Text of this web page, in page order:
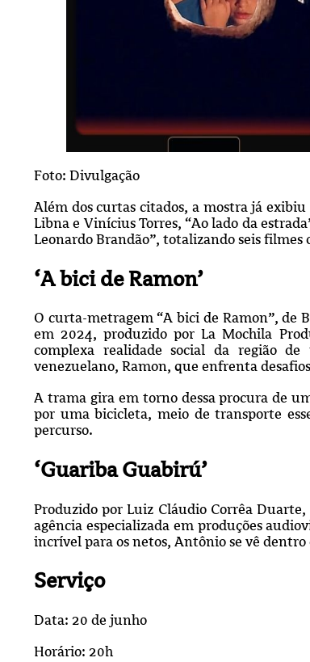
Foto: Divulgação
Além dos curtas citados, a mostra já
Libna e Vinícius Torres, “Ao lado da
Leonardo Brandão”, totalizando seis
‘A bici de Ramon’
O curta-metragem “A bici de Ramon”,
em 2024, produzido por La Mochila
complexa realidade social da região
venezuelano, Ramon, que enfrenta
A trama gira em torno dessa procura de
por uma bicicleta, meio de transporte
percurso.
‘Guariba Guabirú’
Produzido por Luiz Cláudio Corrêa
agência especializada em produções
incrível para os netos, Antônio se vê
Serviço
Data: 20 de junho
Horário: 20h